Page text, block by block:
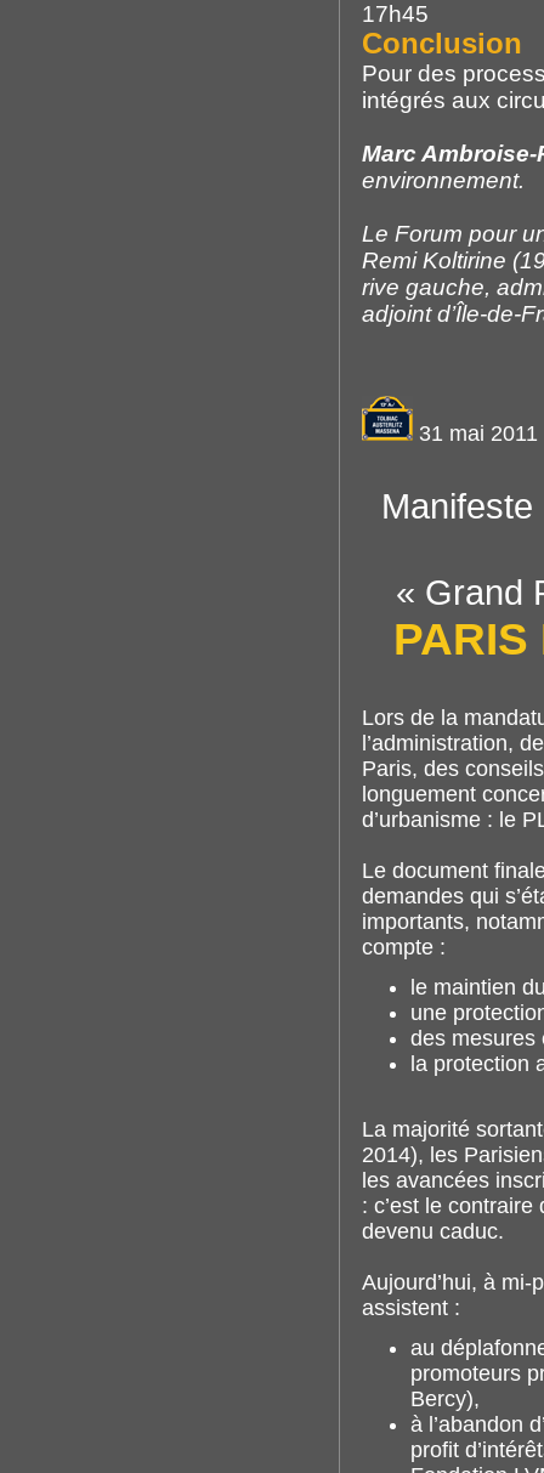
17h45
Conclusion
Pour des
intégrés aux
Marc Ambroise-
environnement.
Le Forum pour
Remi Koltirine
rive gauche,
adjoint d’Île-de-
31 mai 2011
« Grand
PARIS
Lors de la
l’administration,
Paris, des
longuement
d’urbanisme : le
Le document
demandes qui
importants,
compte :
le maintien
une
des mesures
la protection
La majorité
2014), les
les avancées
: c’est le
devenu caduc.
Aujourd’hui, à
assistent :
au
promoteurs
Bercy),
à l’abandon
profit